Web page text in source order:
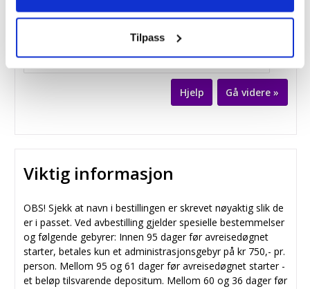
Tilpass
Vis flere kombinasjoner av rom »
Hjelp
Viktig informasjon
OBS! Sjekk at navn i bestillingen er skrevet nøyaktig slik de
er i passet. Ved avbestilling gjelder spesielle bestemmelser
og følgende gebyrer: Innen 95 dager før avreisedøgnet
starter, betales kun et administrasjonsgebyr på kr 750,- pr.
person. Mellom 95 og 61 dager før avreisedøgnet starter -
et beløp tilsvarende depositum. Mellom 60 og 36 dager før